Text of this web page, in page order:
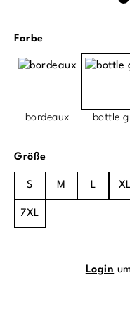
Farbeauswählen
bordeaux bottle
Größeauswählen
S M L XL
7XL
Login